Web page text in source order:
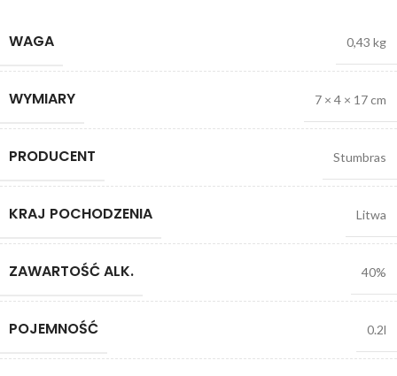
WAGA 0,43 kg
WYMIARY 7 × 4 × 17 cm
PRODUCENT Stumbras
KRAJ POCHODZENIA Litwa
ZAWARTOŚĆ ALK. 40%
POJEMNOŚĆ 0.2l